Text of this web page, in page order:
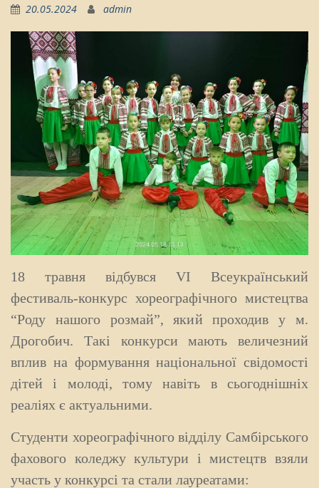
20.05.2024 admin
18 травня відбувся VI Всеукраїнський
фестиваль-конкурс хореографічного мистецтва
“Роду нашого розмай”, який проходив у м.
Дрогобич. Такі конкурси мають величезний
вплив на формування національної свідомості
дітей і молоді, тому навіть в сьогоднішніх
реаліях є актуальними.
Студенти хореографічного відділу Самбірського
фахового коледжу культури і мистецтв взяли
участь у конкурсі та стали лауреатами: